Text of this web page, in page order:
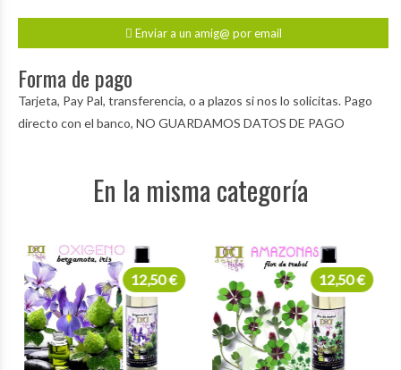
Enviar a un amig@ por email
Forma de pago
Tarjeta, Pay Pal, transferencia, o a plazos si nos lo solicitas. Pago
directo con el banco, NO GUARDAMOS DATOS DE PAGO
En la misma categoría
12,50 € 12,50 €